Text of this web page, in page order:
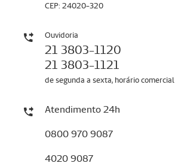
CEP: 24020-320
Ouvidoria
21 3803-1120
21 3803-1121
de segunda a sexta, horário comercial
Atendimento 24h
0800 970 9087
4020 9087